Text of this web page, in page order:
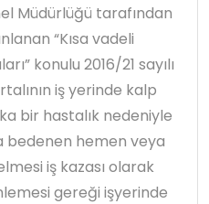
Müdürlüğü tarafından
“Kısa vadeli
konulu 2016/21 sayılı
iş yerinde kalp
bir hastalık nedeniyle
bedenen hemen veya
iş kazası olarak
gereği işyerinde